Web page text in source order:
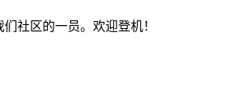
社区的一员。欢迎登机！